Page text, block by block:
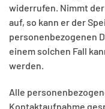
widerrufen. Nimmt
auf, so kann er der
personenbezogenen
einem solchen Fall
werden.
Alle
Kontaktaufnahme